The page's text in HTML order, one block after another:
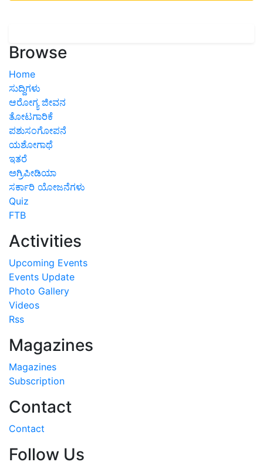
Browse
Home
ಸುದ್ದಿಗಳು
ಆರೋಗ್ಯ ಜೀವನ
ತೋಟಗಾರಿಕೆ
ಪಶುಸಂಗೋಪನೆ
ಯಶೋಗಾಥೆ
ಇತರೆ
ಅಗ್ರಿಪೀಡಿಯಾ
ಸರ್ಕಾರಿ ಯೋಜನೆಗಳು
Quiz
FTB
Activities
Upcoming Events
Events Update
Photo Gallery
Videos
Rss
Magazines
Magazines
Subscription
Contact
Contact
Follow Us